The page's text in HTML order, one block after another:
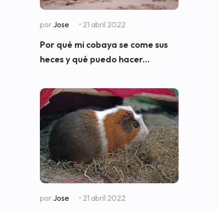
por Jose • 21 abril 2022
Por qué mi cobaya se come sus
heces y qué puedo hacer...
por Jose • 21 abril 2022